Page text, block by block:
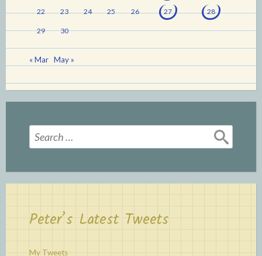
22 23 24 25 26 27 28
29 30
« Mar May »
Search
for:
Peter’s Latest Tweets
My Tweets